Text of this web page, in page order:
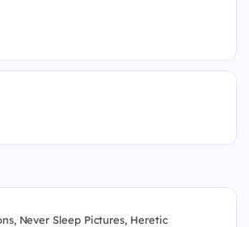
Never Sleep Pictures, Heretic